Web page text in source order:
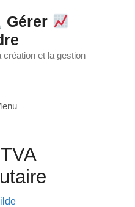
Gérer
et la gestion